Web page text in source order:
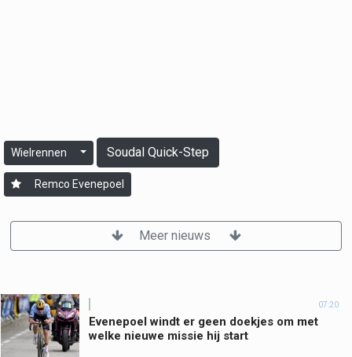
Wielrennen Soudal Quick-Step
Remco Evenepoel
Meer nieuws
07:20
Evenepoel windt er geen doekjes om met
welke nieuwe missie hij start